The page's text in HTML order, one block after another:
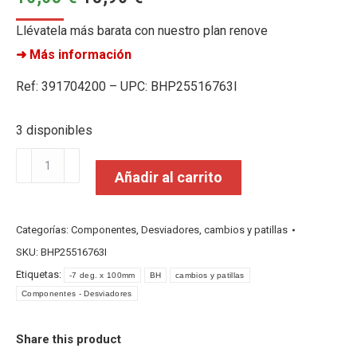
Llévatela más barata con nuestro plan renove
➜ Más información
Ref: 391704200 – UPC: BHP25516763I
3 disponibles
cantidad
Añadir al carrito
Categorías: Componentes, Desviadores, cambios y patillas
SKU: BHP25516763I
Etiquetas:
-7 deg. x 100mm BH cambios y patillas
Componentes - Desviadores
Share this product